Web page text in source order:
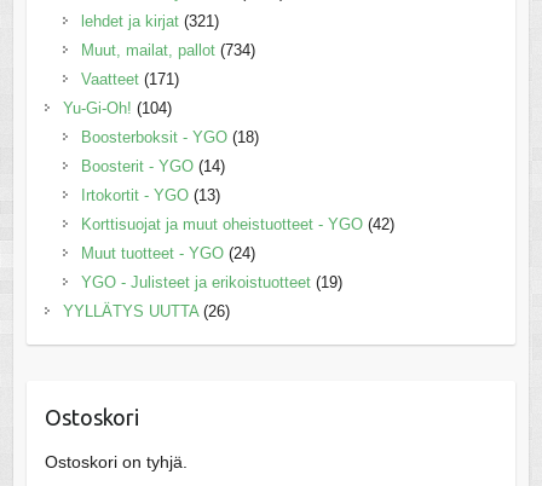
lehdet ja kirjat (321)
Muut, mailat, pallot (734)
Vaatteet (171)
Yu-Gi-Oh! (104)
Boosterboksit - YGO (18)
Boosterit - YGO (14)
Irtokortit - YGO (13)
Korttisuojat ja muut oheistuotteet - YGO (42)
Muut tuotteet - YGO (24)
YGO - Julisteet ja erikoistuotteet (19)
YYLLÄTYS UUTTA (26)
Ostoskori
Ostoskori on tyhjä.